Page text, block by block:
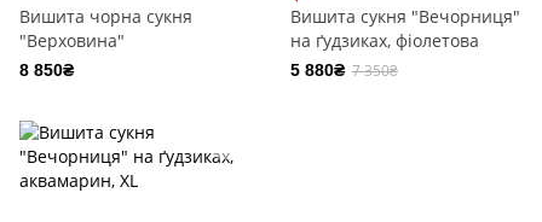
Вишита чорна сукня
"Верховина"
8 850₴
Вишита сукня "Вечорниця"
на ґудзиках, фіолетова
5 880₴ 7 350₴